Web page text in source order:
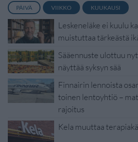
PÄIVÄ VIIKKO KUUKAUSI
Leskeneläke ei kuulu
muistuttaa tärkeästä
Sääennuste ulottuu
näyttää syksyn sää
Finnairin lennoista
toinen lentoyhtiö –
rajoitus
Kela muuttaa